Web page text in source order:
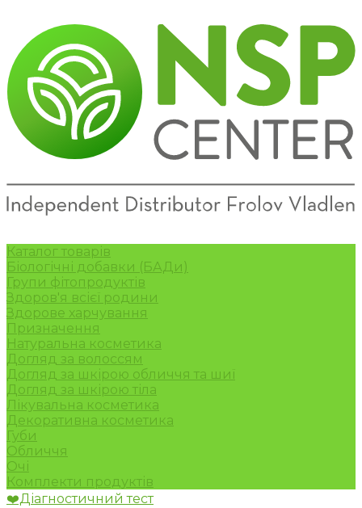
Каталог товарів
Біологічні добавки (БАДи)
Групи фітопродуктів
Здоров'я всієї родини
Здорове харчування
Призначення
Натуральна косметика
Догляд за волоссям
Догляд за шкірою обличчя та шиї
Догляд за шкірою тіла
Лікувальна косметика
Декоративна косметика
Губи
Обличчя
Очі
Комплекти продуктів
❤️Діагностичний тест